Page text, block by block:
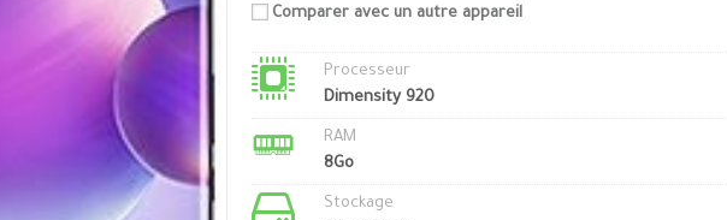
Comparer avec un autre appareil
Processeur
Dimensity 920
RAM
8Go
Stockage